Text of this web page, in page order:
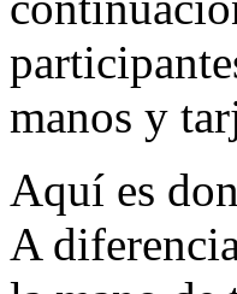
manos y
Aquí es
A